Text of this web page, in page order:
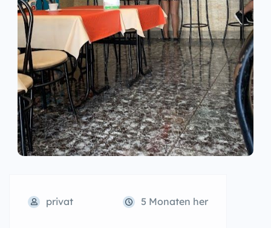
privat 5 Monaten her